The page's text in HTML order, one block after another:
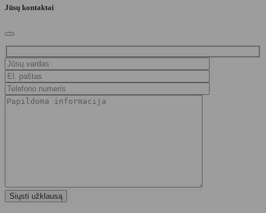
Jūsų kontaktai